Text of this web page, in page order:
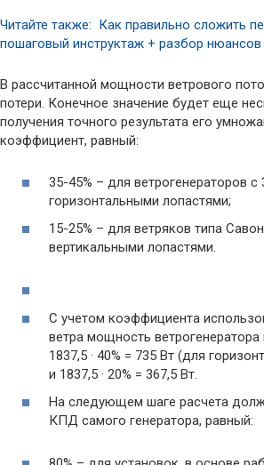
Читайте также: Как правильно сложить
пошаговый инструктаж + разбор нюансов
В рассчитанной мощности ветрового
потери. Конечное значение будет еще
получения точного результата его
коэффициент, равный:
35-45% – для ветрогенераторов с
горизонтальными лопастями;
15-25% – для ветряков типа
вертикальными лопастями.
С учетом коэффициента
ветра мощность
1837,5 · 40% = 735 Вт (для
и 1837,5 · 20% = 367,5 Вт.
На следующем шаге расчета
КПД самого генератора, равный: